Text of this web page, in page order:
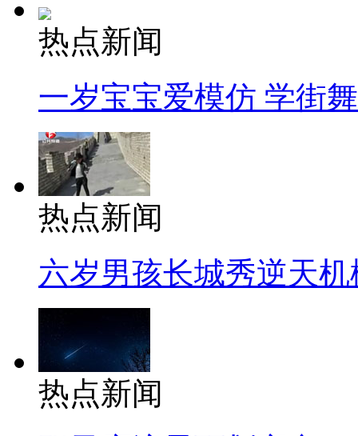
热点新闻
一岁宝宝爱模仿 学街
热点新闻
六岁男孩长城秀逆天机
热点新闻